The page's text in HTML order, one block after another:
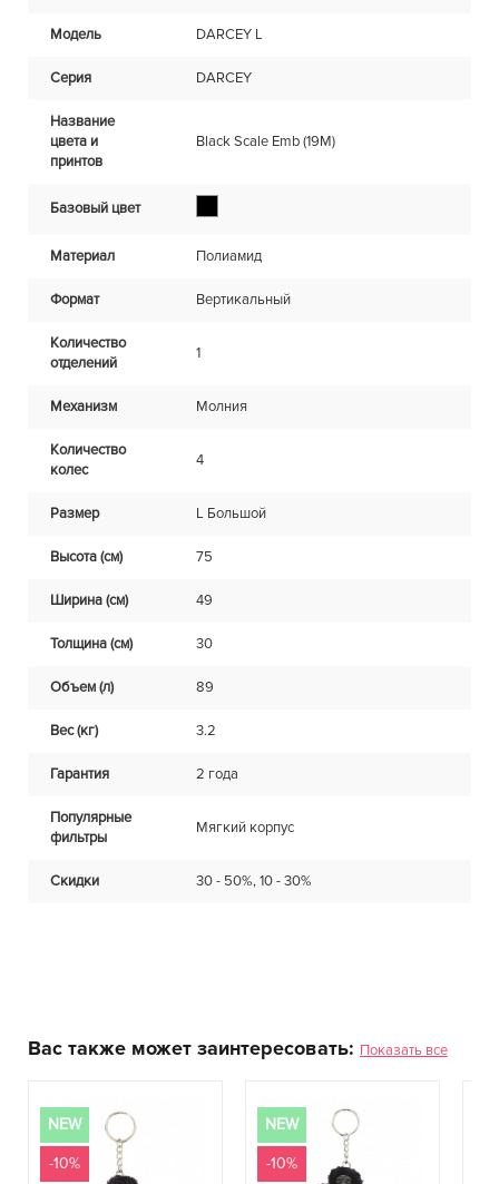
Модель DARCEY L
Серия DARCEY
Название
цвета и
принтов
Black Scale Emb (19M)
Базовый цвет
Материал Полиамид
Формат Вертикальный
Количество
отделений
1
Механизм Молния
Количество
колес
4
Размер L Большой
Высота (см) 75
Ширина (см) 49
Толщина (см) 30
Объем (л) 89
Вес (кг) 3.2
Гарантия 2 года
Популярные
фильтры
Мягкий корпус
Скидки 30 - 50%, 10 - 30%
Вас также может заинтересовать: Показать все
NEW
-10%
NEW
-10%